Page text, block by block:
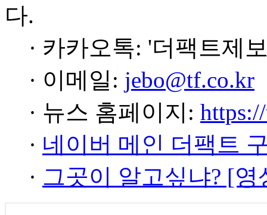
다.
· 카카오톡: '더팩트제
· 이메일: jebo@tf.co.kr
· 뉴스 홈페이지:
· 네이버 메인 더팩트
· 그곳이 알고싶냐? [